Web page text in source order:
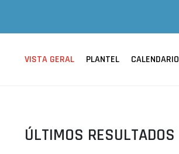
PROJETOS
VISTA GERAL PLANTEL CALENDARIO
ÚLTIMOS RESULTADOS